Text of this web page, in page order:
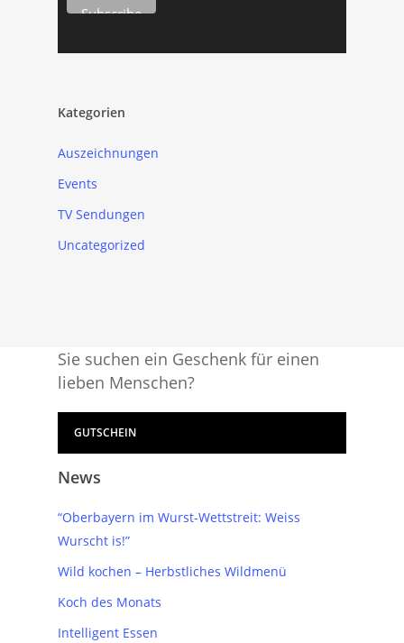
Kategorien
Auszeichnungen
Events
TV Sendungen
Uncategorized
Sie suchen ein Geschenk für einen
lieben Menschen?
GUTSCHEIN
News
“Oberbayern im Wurst-Wettstreit: Weiss
Wurscht is!”
Wild kochen – Herbstliches Wildmenü
Koch des Monats
Intelligent Essen